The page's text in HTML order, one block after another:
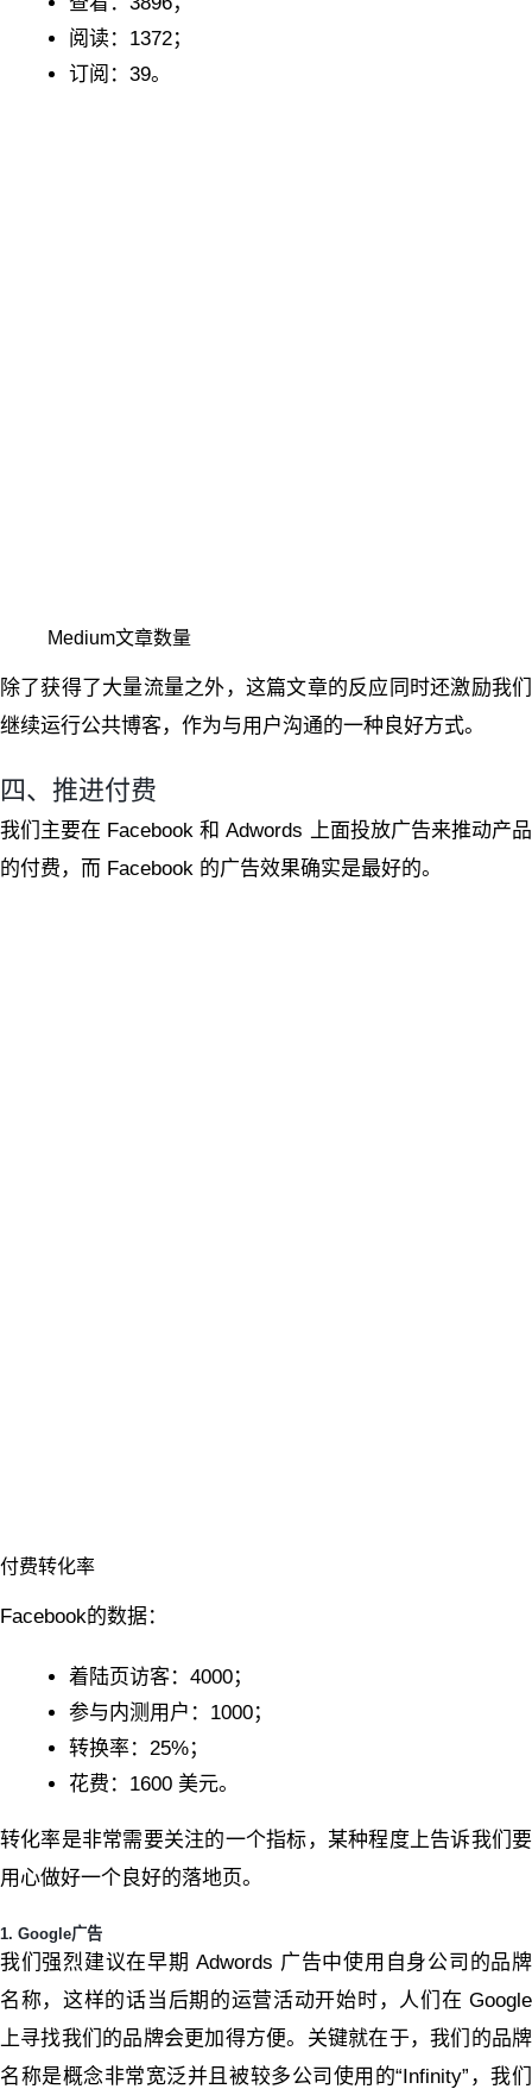
阅读：1372；
订阅：39。
Medium文章数量
除了获得了大量流量之外，这篇文章的反应同时还激励我们
继续运行公共博客，作为与用户沟通的一种良好方式。
四、推进付费
我们主要在 Facebook 和 Adwords 上面投放广告来推动产品
的付费，而 Facebook 的广告效果确实是最好的。
付费转化率
Facebook的数据：
着陆页访客：4000；
参与内测用户：1000；
转换率：25%；
花费：1600 美元。
转化率是非常需要关注的一个指标，某种程度上告诉我们要
用心做好一个良好的落地页。
1. Google广告
我们强烈建议在早期 Adwords 广告中使用自身公司的品牌
名称，这样的话当后期的运营活动开始时，人们在 Google
上寻找我们的品牌会更加得方便。关键就在于，我们的品牌
名称是概念非常宽泛并且被较多公司使用的“Infinity”，我们